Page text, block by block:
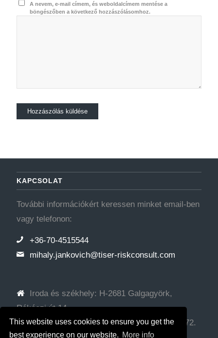
This website uses cookies to ensure you get the
best experience on our website. More info
A nevem, e-mail címem, és weboldalcímem mentése a
böngészőben a következő hozzászólásomhoz.
KAPCSOLAT
További információkért keressen minket email-ben
vagy telefonon:
+36-70-4515544
mihaly.jankovich@tiser-riskconsult.com
Iroda és székhely: H-2681 Galgagyörk,
Rákóczi út 14.
Levelezési cím: H-2314 Halásztelek, Mária u. 72.